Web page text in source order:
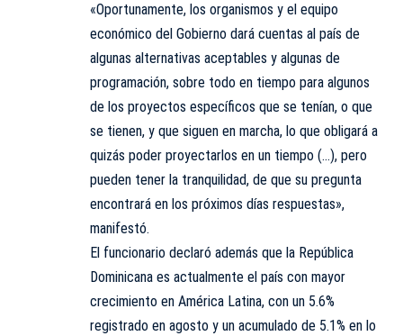
«Oportunamente, los organismos y el equipo
económico del Gobierno dará cuentas al país de
algunas alternativas aceptables y algunas de
programación, sobre todo en tiempo para algunos
de los proyectos específicos que se tenían, o que
se tienen, y que siguen en marcha, lo que obligará a
quizás poder proyectarlos en un tiempo (…), pero
pueden tener la tranquilidad, de que su pregunta
encontrará en los próximos días respuestas»,
manifestó.
El funcionario declaró además que la República
Dominicana es actualmente el país con mayor
crecimiento en América Latina, con un 5.6%
registrado en agosto y un acumulado de 5.1% en lo